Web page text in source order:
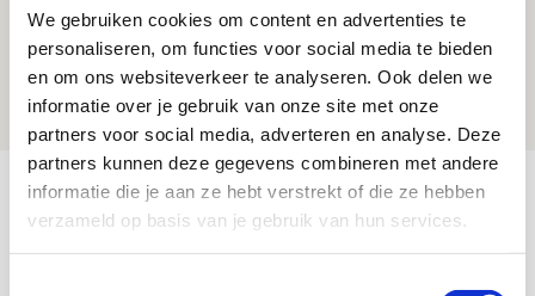
We gebruiken cookies om content en advertenties te
personaliseren, om functies voor social media te bieden
en om ons websiteverkeer te analyseren. Ook delen we
informatie over je gebruik van onze site met onze
partners voor social media, adverteren en analyse. Deze
partners kunnen deze gegevens combineren met andere
informatie die je aan ze hebt verstrekt of die ze hebben
verzameld op basis van je gebruik van hun services.
Drie dingen die je moet weten over PEC
Zwolle - Ajax
08 AUGUSTUS 2026 - 12:32
NIEUWS
Míchels elf: met welke formatie begin
jij aan nieuw eredivisieseizoen?